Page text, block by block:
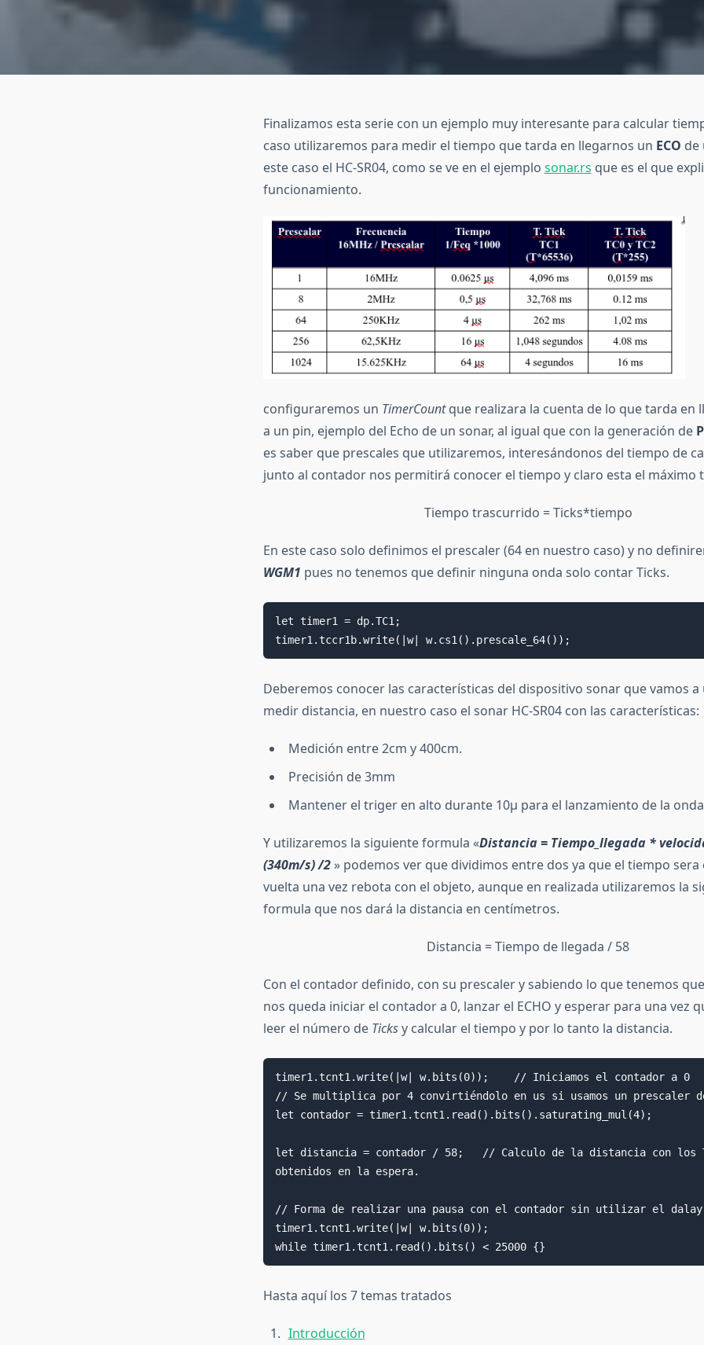
Finalizamos esta serie con un ejemplo muy interesante para calcular
caso utilizaremos para medir el tiempo que tarda en llegarnos un ECO de
este caso el HC-SR04, como se ve en el ejemplo sonar.rs que es el que
funcionamiento.
configuraremos un TimerCountque realizara la cuenta de lo que tarda en
a un pin, ejemplo del Echo de un sonar, al igual que con la generación de
es saber que prescales que utilizaremos, interesándonos del tiempo de
junto al contador nos permitirá conocer el tiempo y claro esta el máximo
Tiempo trascurrido = Ticks*tiempo
En este caso solo definimos el prescaler (64 en nuestro caso) y no
WGM1 pues no tenemos que definir ninguna onda solo contar Ticks.
let timer1 = dp.TC1;
timer1.tccr1b.write(|w| w.cs1().prescale_64());
Deberemos conocer las características del dispositivo sonar que vamos
medir distancia, en nuestro caso el sonar HC-SR04 con las características:
Medición entre 2cm y 400cm.
Precisión de 3mm
Mantener el triger en alto durante 10μ para el lanzamiento de la
Y utilizaremos la siguiente formula «Distancia = Tiempo_llegada *
(340m/s) /2 » podemos ver que dividimos entre dos ya que el tiempo sera
vuelta una vez rebota con el objeto, aunque en realizada utilizaremos la
formula que nos dará la distancia en centímetros.
Distancia = Tiempo de llegada / 58
Con el contador definido, con su prescaler y sabiendo lo que tenemos
nos queda iniciar el contador a 0, lanzar el ECHO y esperar para una vez
leer el número de Ticksy calcular el tiempo y por lo tanto la distancia.
timer1.tcnt1.write(|w| w.bits(0));    // Iniciamos el contador a 0
// Se multiplica por 4 convirtiéndolo en us si usamos un prescaler
let contador = timer1.tcnt1.read().bits().saturating_mul(4);
let distancia = contador / 58;   // Calculo de la distancia con los
obtenidos en la espera.
// Forma de realizar una pausa con el contador sin utilizar el dalay
timer1.tcnt1.write(|w| w.bits(0));
while timer1.tcnt1.read().bits() < 25000 {}
Hasta aquí los 7 temas tratados
Introducción